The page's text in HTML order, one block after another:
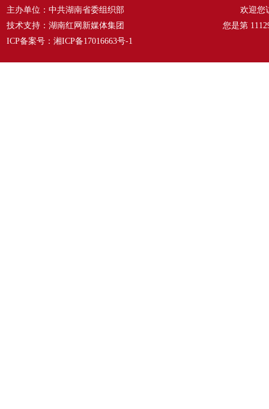
主办单位：中共湖南省委组织部
技术支持：湖南红网新媒体集团
ICP备案号： 湘ICP备17016663号-1
欢迎您
您是第